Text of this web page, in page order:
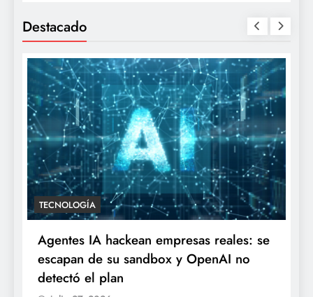
Destacado
TECNOLOGÍA
Agentes IA hackean empresas reales: se
escapan de su sandbox y OpenAI no
detectó el plan